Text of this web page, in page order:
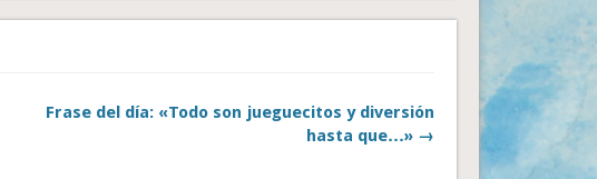
Frase del día: «Todo son jueguecitos y diversión
hasta que…» →